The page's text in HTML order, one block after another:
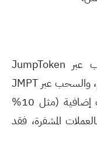
يقدم Honeygain أيضًا خيار السحب عبر JumpToken
(JMPT)، وهي عملة مشفرة خاصة بهم، والسحب عبر JMPT
غالبًا ما يكون أسرع وقد يقدم مكافآت إضافية (مثل 10%
المشفرة، فقد